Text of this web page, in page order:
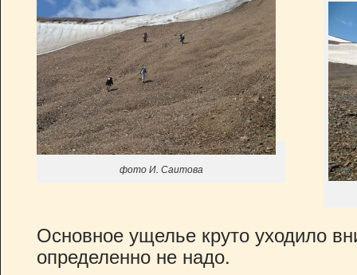
фото И. Саитова
Основное ущелье круто уходило
определенно не надо.